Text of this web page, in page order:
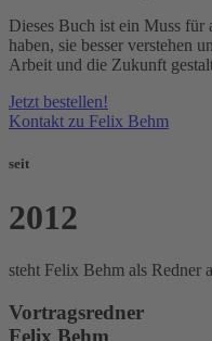
Dieses Buch ist ein Muss für
haben, sie besser verstehen
Arbeit und die Zukunft
Jetzt bestellen!
Kontakt zu Felix Behm
seit
2012
steht Felix Behm als Redner
Vortragsredner
Felix Behm